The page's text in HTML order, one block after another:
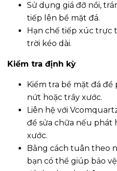
Sử dụng giá đỡ nồi,
tiếp lên bề mặt đá.
Hạn chế tiếp xúc trực
trời kéo dài.
Kiểm tra định kỳ
Kiểm tra bề mặt đá để
nứt hoặc trầy xước.
Liên hệ với
để sửa chữa nếu phát
xước.
Bằng cách tuân theo
bạn có thể giúp bảo